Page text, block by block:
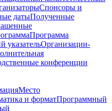
Спонсоры и
датыПолученные
Программа
указательОрганизации-
конференции
Место
и форматПрограммный